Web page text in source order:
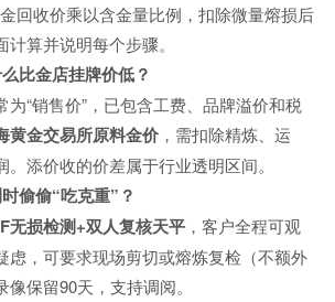
回收价乘以含金量比例，扣除微量熔损后
算并说明每个步骤。
比金店挂牌价低？
为“销售价”，已包含工费、品牌溢价和税
黄金交易所原料金价，需扣除精炼、运
添价收的价差属于行业透明区间。
偷偷“吃克重”？
无损检测+双人复核天平，客户全程可观
虑，可要求现场剪切或熔炼复检（不额外
保留90天，支持调阅。